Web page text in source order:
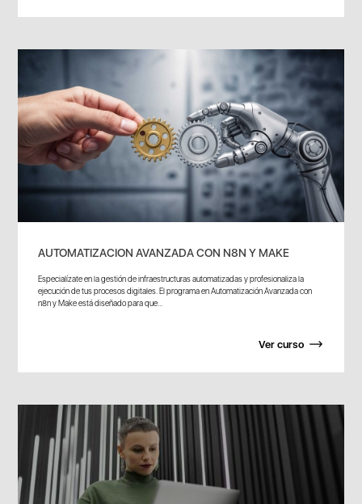
AUTOMATIZACION AVANZADA CON N8N Y MAKE
Especialízate en la gestión de infraestructuras automatizadas y profesionaliza la
ejecución de tus procesos digitales. El programa en Automatización Avanzada con
n8n y Make está diseñado para que...
Ver curso